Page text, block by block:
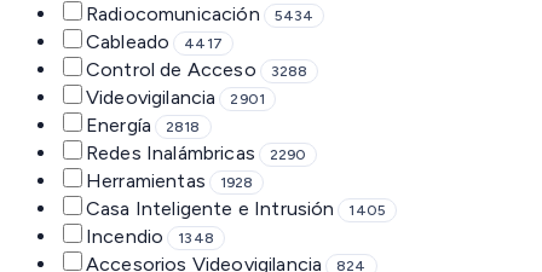
Radiocomunicación 5434
Cableado 4417
Control de Acceso 3288
Videovigilancia 2901
Energía 2818
Redes Inalámbricas 2290
Herramientas 1928
Casa Inteligente e Intrusión 1405
Incendio 1348
Accesorios Videovigilancia 824